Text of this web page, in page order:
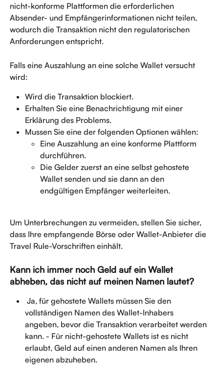
nicht-konforme Plattformen die erforderlichen
Absender- und Empfängerinformationen nicht teilen,
wodurch die Transaktion nicht den regulatorischen
Anforderungen entspricht.
Falls eine Auszahlung an eine solche Wallet versucht
wird:
Wird die Transaktion blockiert.
Erhalten Sie eine Benachrichtigung mit einer
Erklärung des Problems.
Mussen Sie eine der folgenden Optionen wählen:
Eine Auszahlung an eine konforme Plattform
durchführen.
Die Gelder zuerst an eine selbst gehostete
Wallet senden und sie dann an den
endgültigen Empfänger weiterleiten.
Um Unterbrechungen zu vermeiden, stellen Sie sicher,
dass Ihre empfangende Börse oder Wallet-Anbieter die
Travel Rule-Vorschriften einhält.
Kann ich immer noch Geld auf ein Wallet
abheben, das nicht auf meinen Namen lautet?
vollständigen Namen des Wallet-Inhabers
angeben, bevor die Transaktion verarbeitet werden
kann. - Für nicht-gehostete Wallets ist es nicht
erlaubt, Geld auf einen anderen Namen als Ihren
eigenen abzuheben.